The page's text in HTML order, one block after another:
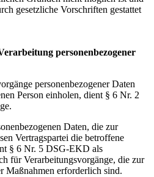
gesetzliche Vorschriften gestattet
personenbezogener
personenbezogener Daten
Person einholen, dient § 6 Nr. 2
Daten, die zur
Vertragspartei die betroffene
§ 6 Nr. 5 DSG-EKD als
für Verarbeitungsvorgänge, die zur
Maßnahmen erforderlich sind.